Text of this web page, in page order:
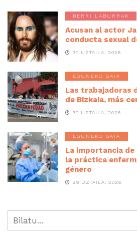
BERRI LABURRAK
Acusan al actor
conducta sexual
30 UZTAILA, 2026
EGUNEKO GAIA
Las trabajadoras
de Bizkaia, más
30 UZTAILA, 2026
EGUNEKO GAIA
La importancia
la práctica
género
29 UZTAILA, 2026